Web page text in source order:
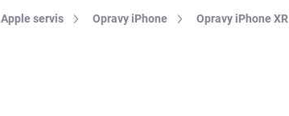
Apple servis Opravy iPhone Opravy iPhone XR